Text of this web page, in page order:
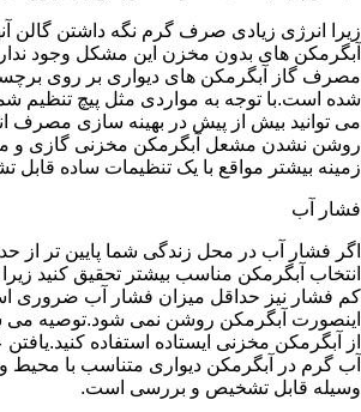
زیرا انرژی زیادی صرف گرم نگه داشتن گالن
آبگرمکن های بدون مخزن این مشکل وجود
مصرف گاز آبگرمکن های دیواری بر روی
شده است.با توجه به مواردی مثل پیچ تنظیم
می توانید بیش از پیش در بهینه سازی مصرف
روشن نشدن مشعل آبگرمکن مخزنی گازی و
زمینه بیشتر مواقع با یک تنظیمات ساده
فشار آب
اگر فشار آب در محل زندگی شما پایین تر از
انتخاب آبگرمکن مناسب بیشتر تحقیق کنید
کم فشار نیز حداقل میزان فشار آب ضروری
اینصورت آبگرمکن روشن نمی شود.توصیه
از آبگرمکن مخزنی ایستاده استفاده
آب گرم در آبگرمکن دیواری متناسب با
وسیله قابل تشخیص و بررسی است.